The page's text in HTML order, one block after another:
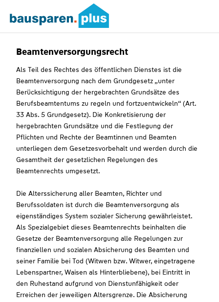
Beamtenversorgungsrecht
Als Teil des Rechtes des öffentlichen Dienstes ist die
Beamtenversorgung nach dem Grundgesetz „unter
Berücksichtigung der hergebrachten Grundsätze des
Berufsbeamtentums zu regeln und fortzuentwickeln“ (Art.
33 Abs. 5 Grundgesetz). Die Konkretisierung der
hergebrachten Grundsätze und die Festlegung der
Pflichten und Rechte der Beamtinnen und Beamten
unterliegen dem Gesetzesvorbehalt und werden durch die
Gesamtheit der gesetzlichen Regelungen des
Beamtenrechts umgesetzt.
Die Alterssicherung aller Beamten, Richter und
Berufssoldaten ist durch die Beamtenversorgung als
eigenständiges System sozialer Sicherung gewährleistet.
Als Spezialgebiet dieses Beamtenrechts beinhalten die
Gesetze der Beamtenversorgung alle Regelungen zur
finanziellen und sozialen Absicherung des Beamten und
seiner Familie bei Tod (Witwen bzw. Witwer, eingetragene
Lebenspartner, Waisen als Hinterbliebene), bei Eintritt in
den Ruhestand aufgrund von Dienstunfähigkeit oder
Erreichen der jeweiligen Altersgrenze. Die Absicherung